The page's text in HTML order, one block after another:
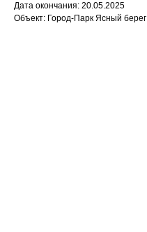
Дата окончания: 20.05.2025
Объект: Город-Парк Ясный берег